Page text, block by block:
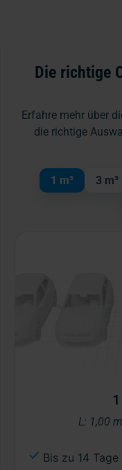
Die richtige
Erfahre mehr über
die richtige
1 m³ 3 m³
L: 1,00
Bis zu 14